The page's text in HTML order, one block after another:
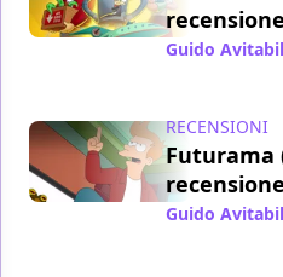
Guido
RECENSIONI
Futurama
recensione
Guido